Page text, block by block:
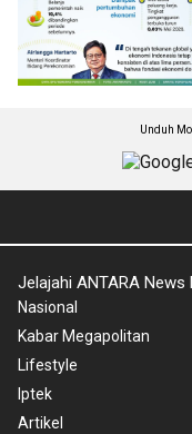
Unduh
Jelajahi ANTARA News
Nasional
Kabar Megapolitan
Lifestyle
Iptek
Artikel